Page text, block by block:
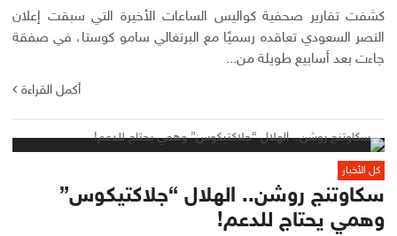
كشفت تقارير صحفية كواليس الساعات الأخيرة التي سبقت إعلان
النصر السعودي تعاقده رسميًا مع البرتغالي سامو كوستا، في صفقة
جاءت بعد أسابيع طويلة من...
أكمل القراءة
كل الأخبار
سكاوتنج روشن.. الهلال “جلاكتيكوس”
وهمي يحتاج للدعم!